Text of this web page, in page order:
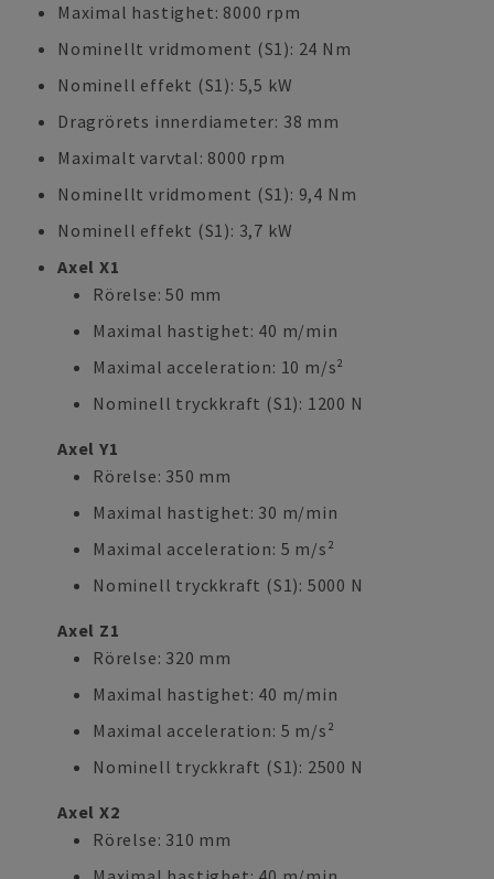
Maximal hastighet: 8000 rpm
Nominellt vridmoment (S1): 24 Nm
Nominell effekt (S1): 5,5 kW
Dragrörets innerdiameter: 38 mm
Maximalt varvtal: 8000 rpm
Nominellt vridmoment (S1): 9,4 Nm
Nominell effekt (S1): 3,7 kW
Axel X1
Rörelse: 50 mm
Maximal hastighet: 40 m/min
Maximal acceleration: 10 m/s²
Nominell tryckkraft (S1): 1200 N
Axel Y1
Rörelse: 350 mm
Maximal hastighet: 30 m/min
Maximal acceleration: 5 m/s²
Nominell tryckkraft (S1): 5000 N
Axel Z1
Rörelse: 320 mm
Maximal hastighet: 40 m/min
Maximal acceleration: 5 m/s²
Nominell tryckkraft (S1): 2500 N
Axel X2
Rörelse: 310 mm